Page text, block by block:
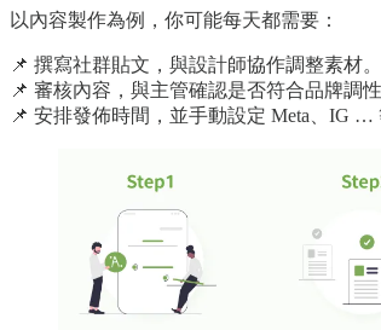
以內容製作為例，你可能每天都需要：
📌 撰寫社群貼文，與設計師協作調整素材。
📌 審核內容，與主管確認是否符合品牌調性
📌 安排發佈時間，並手動設定 Meta、IG …